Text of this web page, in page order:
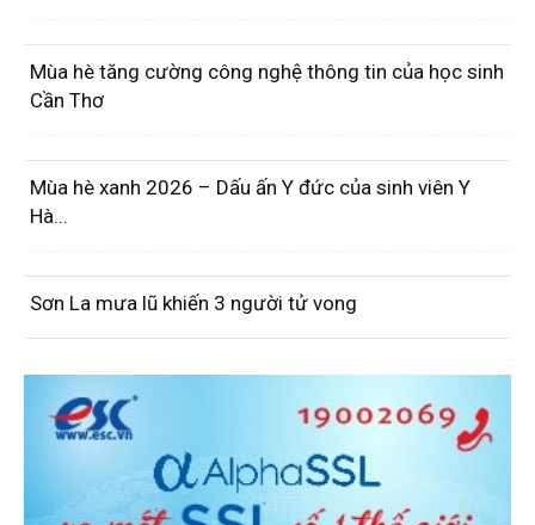
Mùa hè tăng cường công nghệ thông tin của học sinh
Cần Thơ
Mùa hè xanh 2026 – Dấu ấn Y đức của sinh viên Y
Hà...
Sơn La mưa lũ khiến 3 người tử vong